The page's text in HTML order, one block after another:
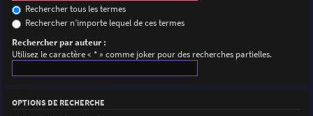
Rechercher tous les termes
Rechercher n’importe lequel de ces termes
Rechercher par auteur :
Utilisez le caractère « * » comme joker pour des recherches partielles.
OPTIONS DE RECHERCHE